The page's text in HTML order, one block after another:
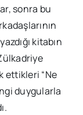
sonra bu
kitabın
ettikleri “Ne
duygularla